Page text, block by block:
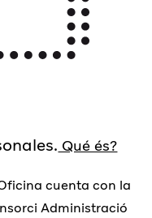
Qué és?
cuenta con la
Administració